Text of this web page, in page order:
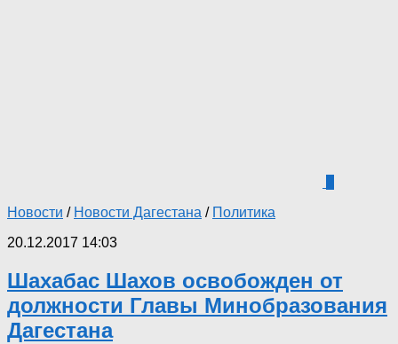
Новости / Новости Дагестана / Политика
20.12.2017 14:03
Шахабас Шахов освобожден от
должности Главы Минобразования
Дагестана